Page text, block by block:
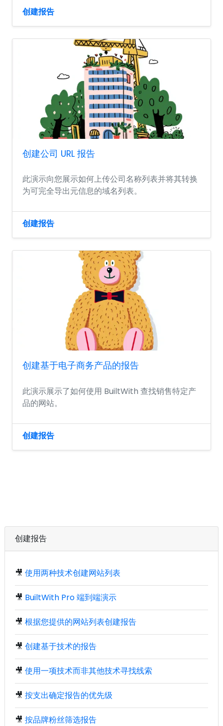
创建报告
创建公司 URL 报告
此演示向您展示如何上传公司名称列表并将其转换
为可完全导出元信息的域名列表。
创建报告
创建基于电子商务产品的报告
此演示展示了如何使用 BuiltWith 查找销售特定产
品的网站。
创建报告
创建报告
🎥 使用两种技术创建网站列表
🎥 BuiltWith Pro 端到端演示
🎥 根据您提供的网站列表创建报告
🎥 创建基于技术的报告
🎥 使用一项技术而非其他技术寻找线索
🎥 按支出确定报告的优先级
🎥 按品牌粉丝筛选报告